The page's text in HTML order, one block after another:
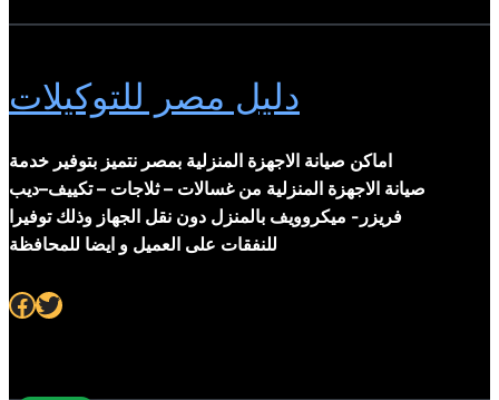
دليل مصر للتوكيلات
اماكن صيانة الاجهزة المنزلية بمصر نتميز بتوفير خدمة
صيانة الاجهزة المنزلية من غسالات – ثلاجات – تكييف–ديب
فريزر- ميكروويف بالمنزل دون نقل الجهاز وذلك توفيرا
للنفقات على العميل و ايضا للمحافظة
Facebook Twitter